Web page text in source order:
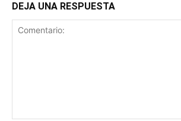
DEJA UNA RESPUESTA